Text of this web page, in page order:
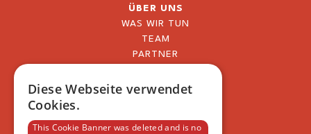
ÜBER UNS
WAS WIR TUN
TEAM
PARTNER
FAQ
Diese Webseite verwendet
Cookies.
This Cookie Banner was deleted and is no